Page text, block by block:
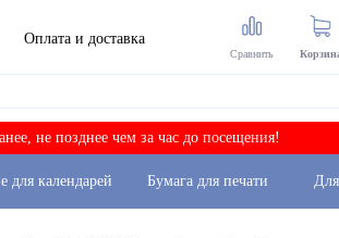
Оплата и доставка
Сравнить
не позднее чем за час до посещения!
для календарей Бумага для печати